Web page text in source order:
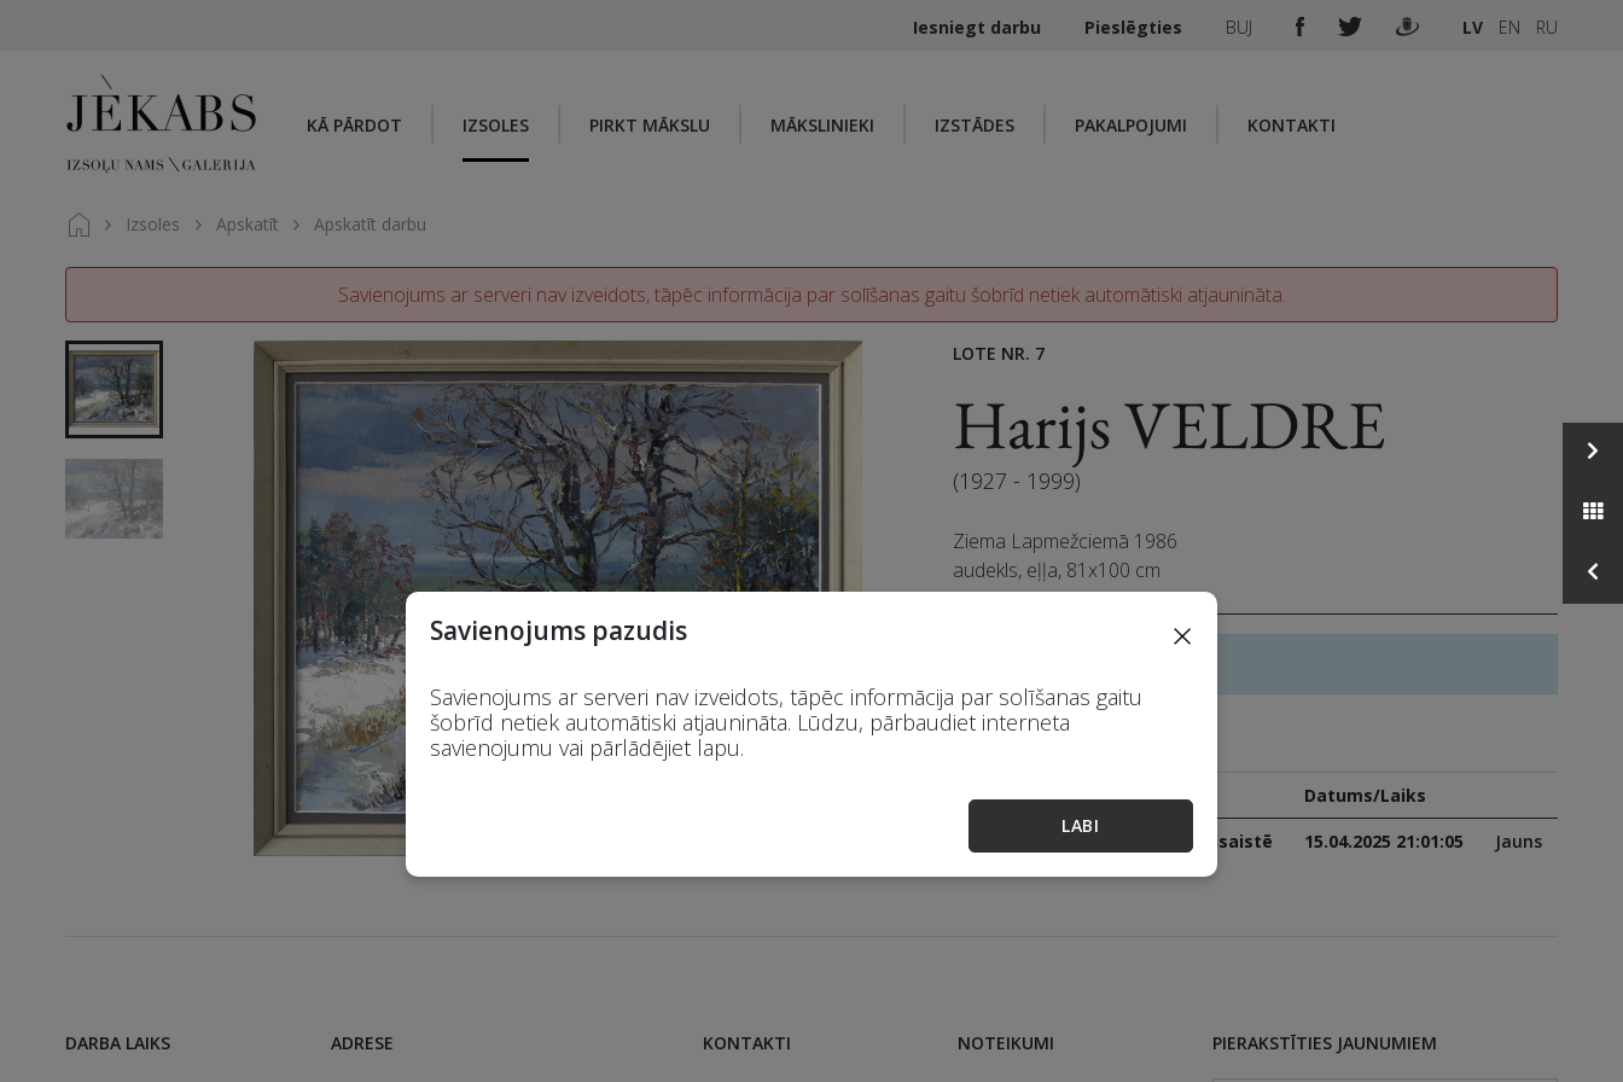
Iesniegt darbu Pieslēgties BUJ LV EN RU
KĀ PĀRDOT IZSOLES PIRKT MĀKSLU MĀKSLINIEKI IZSTĀDES PAKALPOJUMI KONTAKTI
Izsoles Apskatīt Apskatīt darbu
Savienojums pazudis ×
Savienojums ar serveri nav izveidots, tāpēc informācija par solīšanas gaitu
šobrīd netiek automātiski atjaunināta. Lūdzu, pārbaudiet interneta
savienojumu vai pārlādējiet lapu.
LABI
Savienojums ar serveri nav izveidots, tāpēc informācija par solīšanas gaitu šobrīd netiek automātiski atjaunināta.
LOTE NR. 7
Harijs VELDRE
(1927 - 1999)
Ziema Lapmežciemā 1986
audekls, eļļa, 81x100 cm
Āmura cena: 950 EUR
Nē. Cena Solītājs
Datums/Laiks
Solīšana tiešsaistē 15.04.2025 21:01:05 Jauns
DARBA LAIKS ADRESE KONTAKTI NOTEIKUMI PIERAKSTĪTIES JAUNUMIEM